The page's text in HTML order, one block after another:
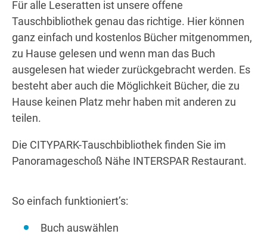
Wegbeschreibung
Für alle Leseratten ist unsere offene
Tauschbibliothek genau das richtige. Hier können
ganz einfach und kostenlos Bücher mitgenommen,
zu Hause gelesen und wenn man das Buch
ausgelesen hat wieder zurückgebracht werden. Es
besteht aber auch die Möglichkeit Bücher, die zu
Hause keinen Platz mehr haben mit anderen zu
teilen.
Die CITYPARK-Tauschbibliothek finden Sie im
Panoramageschoß Nähe INTERSPAR Restaurant.
So einfach funktioniert’s:
Buch auswählen